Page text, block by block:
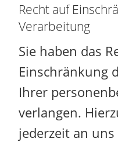
Recht auf
Verarbeitung
Sie haben das
Einschränkung
Ihrer
verlangen.
jederzeit an